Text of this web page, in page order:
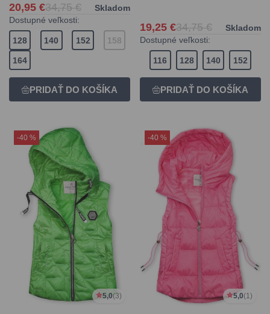
20,95 €34,75 €
Skladom
Dostupné veľkosti:
128 140 152 158
164
19,25 €34,75 €
Skladom
Dostupné veľkosti:
116 128 140 152
-40 %
5,0(3)
-40 %
5,0(1)